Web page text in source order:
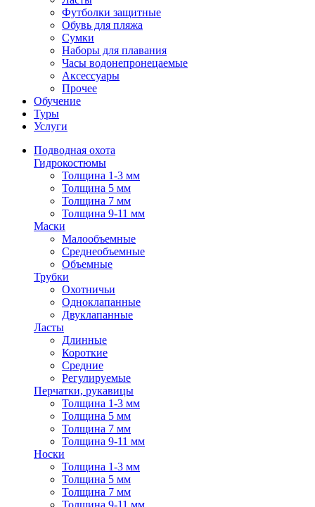
Футболки защитные
Обувь для пляжа
Сумки
Наборы для плавания
Часы водонепронецаемые
Аксессуары
Прочее
Обучение
Туры
Услуги
Подводная охота
Гидрокостюмы
Толщина 1-3 мм
Толщина 5 мм
Толщина 7 мм
Толщина 9-11 мм
Маски
Малообъемные
Среднеобъемные
Объемные
Трубки
Охотничьи
Одноклапанные
Двуклапанные
Ласты
Длинные
Короткие
Средние
Регулируемые
Перчатки, рукавицы
Толщина 1-3 мм
Толщина 5 мм
Толщина 7 мм
Толщина 9-11 мм
Носки
Толщина 1-3 мм
Толщина 5 мм
Толщина 7 мм
Толщина 9-11 мм